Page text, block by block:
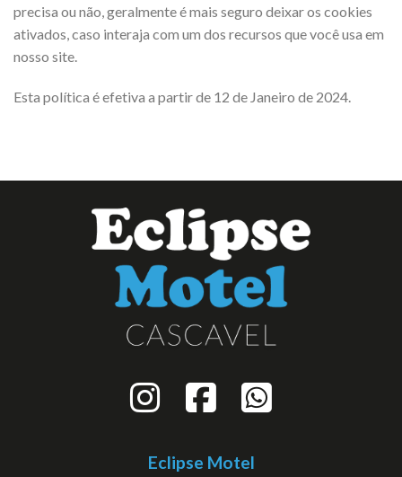
precisa ou não, geralmente é mais seguro deixar os cookies
ativados, caso interaja com um dos recursos que você usa em
nosso site.
Esta política é efetiva a partir de 12 de Janeiro de 2024.
Eclipse Motel